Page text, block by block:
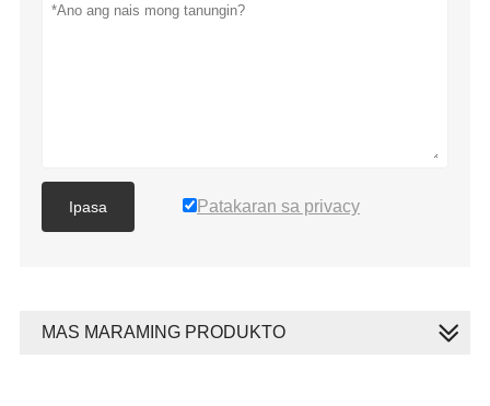
Ipasa Patakaran sa privacy
MAS MARAMING PRODUKTO